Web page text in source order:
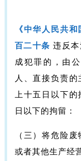
《中华人民共
百二十条违反
成犯罪的，由
人、直接负责
上十五日以下
日以下的拘留：
（三）将危险
或者其他生产经